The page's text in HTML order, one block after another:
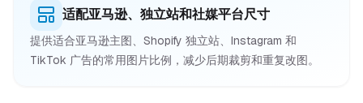
适配亚马逊、独立站和社媒平台尺寸
提供适合亚马逊主图、Shopify 独立站、Instagram 和
TikTok 广告的常用图片比例，减少后期裁剪和重复改图。